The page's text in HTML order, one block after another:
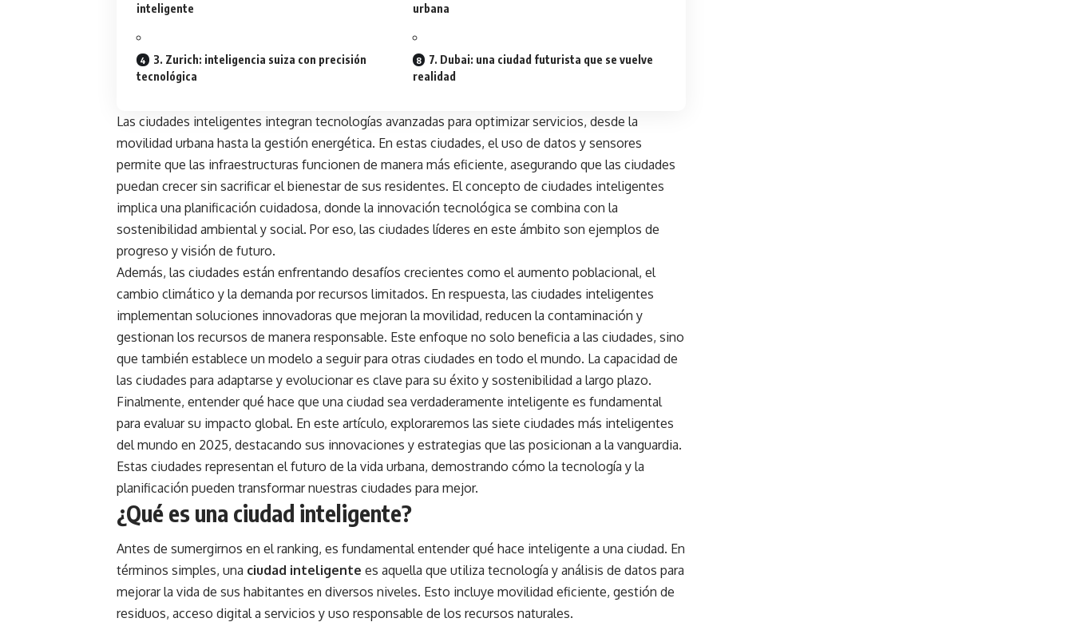
inteligente
3. Zurich: inteligencia suiza con precisión
tecnológica
urbana
7. Dubai: una ciudad futurista que se vuelve
realidad
Las ciudades inteligentes integran tecnologías avanzadas para optimizar servicios, desde la
movilidad urbana hasta la gestión energética. En estas ciudades, el uso de datos y sensores
permite que las infraestructuras funcionen de manera más eficiente, asegurando que las ciudades
puedan crecer sin sacrificar el bienestar de sus residentes. El concepto de ciudades inteligentes
implica una planificación cuidadosa, donde la innovación tecnológica se combina con la
sostenibilidad ambiental y social. Por eso, las ciudades líderes en este ámbito son ejemplos de
progreso y visión de futuro.
Además, las ciudades están enfrentando desafíos crecientes como el aumento poblacional, el
cambio climático y la demanda por recursos limitados. En respuesta, las ciudades inteligentes
implementan soluciones innovadoras que mejoran la movilidad, reducen la contaminación y
gestionan los recursos de manera responsable. Este enfoque no solo beneficia a las ciudades, sino
que también establece un modelo a seguir para otras ciudades en todo el mundo. La capacidad de
las ciudades para adaptarse y evolucionar es clave para su éxito y sostenibilidad a largo plazo.
Finalmente, entender qué hace que una ciudad sea verdaderamente inteligente es fundamental
para evaluar su impacto global. En este artículo, exploraremos las siete ciudades más inteligentes
del mundo en 2025, destacando sus innovaciones y estrategias que las posicionan a la vanguardia.
Estas ciudades representan el futuro de la vida urbana, demostrando cómo la tecnología y la
planificación pueden transformar nuestras ciudades para mejor.
¿Qué es una ciudad inteligente?
Antes de sumergirnos en el ranking, es fundamental entender qué hace inteligente a una ciudad. En
términos simples, una ciudad inteligente es aquella que utiliza tecnología y análisis de datos para
mejorar la vida de sus habitantes en diversos niveles. Esto incluye movilidad eficiente, gestión de
residuos, acceso digital a servicios y uso responsable de los recursos naturales.